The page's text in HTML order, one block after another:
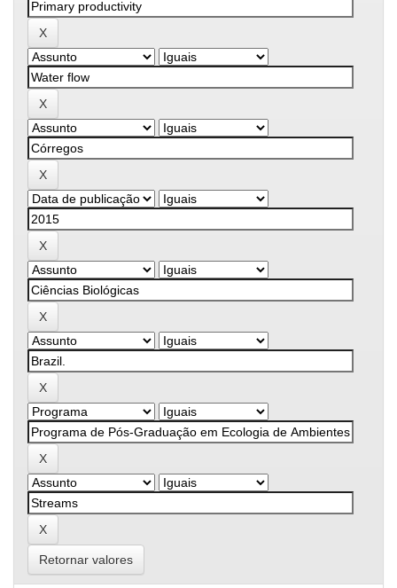
Retornar valores